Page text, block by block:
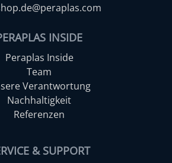
INSIDE
Peraplas Inside
Team
Verantwortung
Nachhaltigkeit
Referenzen
& SUPPORT